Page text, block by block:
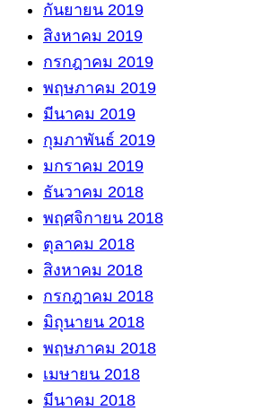
กันยายน 2019
สิงหาคม 2019
กรกฎาคม 2019
พฤษภาคม 2019
มีนาคม 2019
กุมภาพันธ์ 2019
มกราคม 2019
ธันวาคม 2018
พฤศจิกายน 2018
ตุลาคม 2018
สิงหาคม 2018
กรกฎาคม 2018
มิถุนายน 2018
พฤษภาคม 2018
เมษายน 2018
มีนาคม 2018